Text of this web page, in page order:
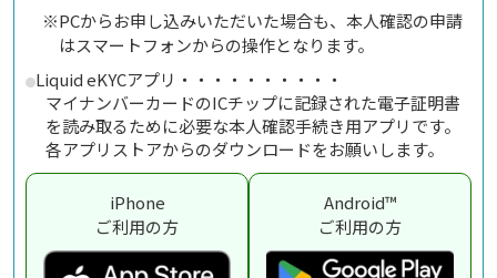
※PCからお申し込みいただいた場合も、本人確認の申請
はスマートフォンからの操作となります。
Liquid eKYCアプリ・・・・・・・・・・
マイナンバーカードのICチップに記録された電子証明書
を読み取るために必要な本人確認手続き用アプリです。
各アプリストアからのダウンロードをお願いします。
iPhone
ご利用の方
Android™
ご利用の方